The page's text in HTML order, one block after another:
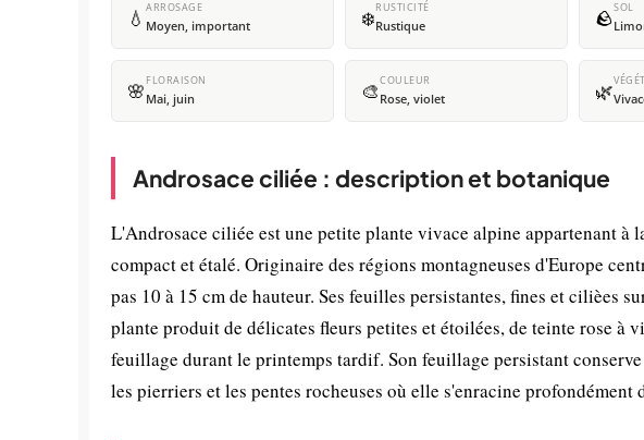
💧 ARROSAGE
Moyen, important ❄️RUSTICITÉ
Rustique 🪨SOL
🌸 FLORAISON
Mai, juin 🎨COULEUR
Rose, violet 🌿
Androsace ciliée : description et botanique
L'Androsace ciliée est une petite plante vivace alpine appartenant à
compact et étalé. Originaire des régions montagneuses d'Europe
pas 10 à 15 cm de hauteur. Ses feuilles persistantes, fines et cilièes
plante produit de délicates fleurs petites et étoilées, de teinte rose à
feuillage durant le printemps tardif. Son feuillage persistant
les pierriers et les pentes rocheuses où elle s'enracine profondément